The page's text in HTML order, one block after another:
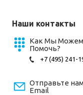
Наши контакты
Как Мы
Помочь?
+7 (495) 241-
Отправьте
Email